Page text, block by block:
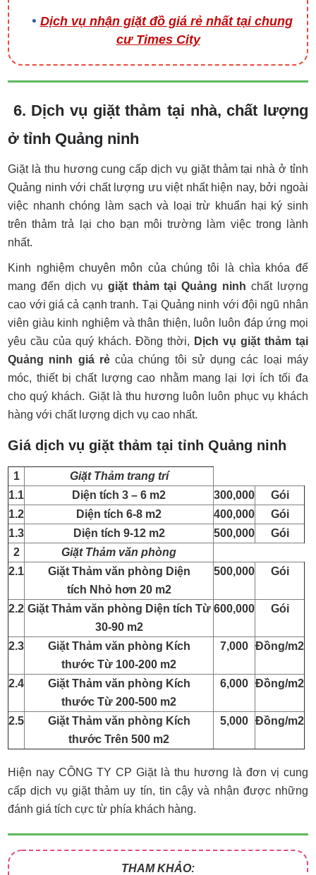
Dịch vụ nhận giặt đồ giá rẻ nhất tại chung
cư Times City
6. Dịch vụ giặt thảm tại nhà, chất lượng
ở tỉnh Quảng ninh
Giặt là thu hương cung cấp dịch vụ giặt thảm tại nhà ở tỉnh
Quảng ninh với chất lượng ưu việt nhất hiện nay, bởi ngoài
việc nhanh chóng làm sạch và loại trừ khuẩn hại ký sinh
trên thảm trả lại cho bạn môi trường làm việc trong lành
nhất.
Kinh nghiệm chuyên môn của chúng tôi là chìa khóa để
mang đến dịch vụ giặt thảm tại Quảng ninh chất lượng
cao với giá cả cạnh tranh. Tại Quảng ninh với đội ngũ nhân
viên giàu kinh nghiệm và thân thiện, luôn luôn đáp ứng mọi
yêu cầu của quý khách. Đồng thời, Dịch vụ giặt thảm tại
Quảng ninh giá rẻcủa chúng tôi sử dụng các loại máy
móc, thiết bị chất lượng cao nhằm mang lại lợi ích tối đa
cho quý khách. Giặt là thu hương luôn luôn phục vụ khách
hàng với chất lượng dịch vụ cao nhất.
Giá dịch vụ giặt thảm tại tỉnh Quảng ninh
1
Giặt Thảm trang trí
1.1
Diện tích 3 – 6 m2 300,000
Gói
1.2
Diện tích 6-8 m2 400,000
Gói
1.3
Diện tích 9-12 m2 500,000
Gói
2
Giặt Thảm văn phòng
2.1
Giặt Thảm văn phòng Diện
tích Nhỏ hơn 20 m2
500,000 Gói
2.2 Giặt Thảm văn phòng Diện tích Từ
30-90 m2
600,000 Gói
2.3
Giặt Thảm văn phòng Kích
thước Từ 100-200 m2
7,000 Đồng/m2
2.4
Giặt Thảm văn phòng Kích
thước Từ 200-500 m2
6,000 Đồng/m2
2.5
Giặt Thảm văn phòng Kích
thước Trên 500 m2
5,000 Đồng/m2
Hiện nay CÔNG TY CP Giặt là thu hương là đơn vị cung
cấp dịch vụ giặt thảm uy tín, tin cậy và nhận được những
đánh giá tích cực từ phía khách hàng.
THAM KHẢO: